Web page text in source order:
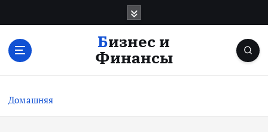
с
Бизнес и
Финансы
Домашняя